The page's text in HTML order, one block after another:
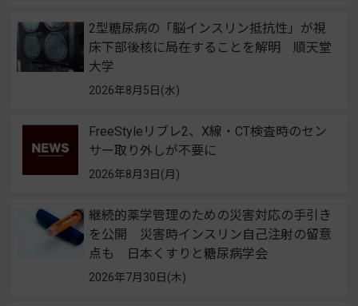
2型糖尿病の「脳インスリン抵抗性」が視
床下部後核に局在することを解明 順天堂
大学
2026年8月5日(水)
FreeStyleリブレ2、X線・CT検査時のセン
サー取り外しが不要に
2026年8月3日(月)
継続的薬学管理のための災害対応の手引き
を公開 災害時インスリン自己注射の留意
点も 日本くすりと糖尿病学会
2026年7月30日(木)